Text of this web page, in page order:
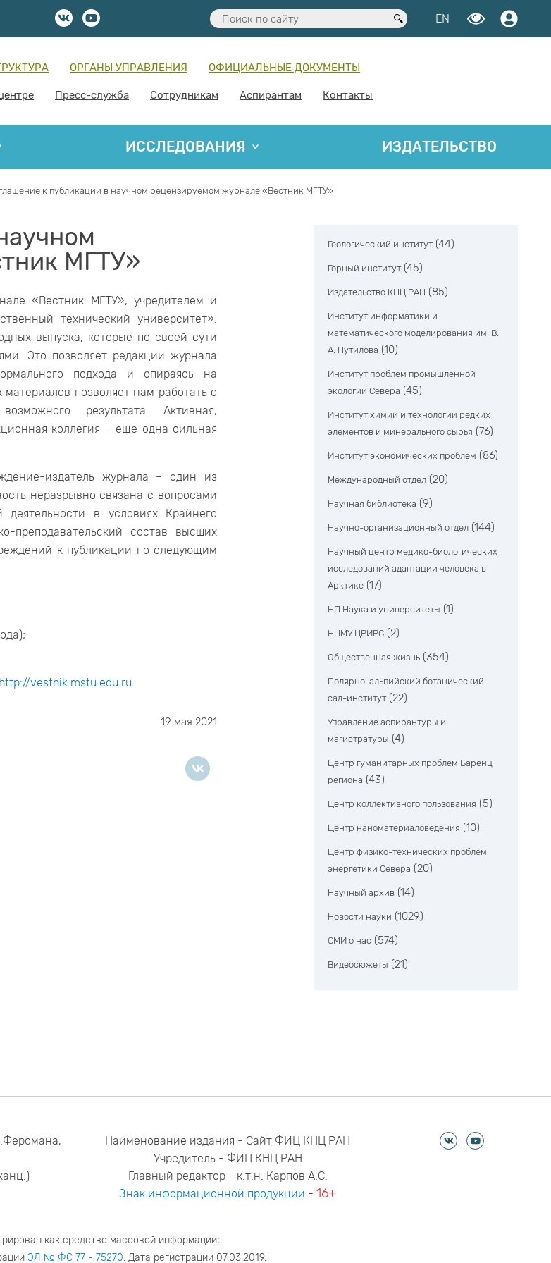
EN
ОРГАНЫ УПРАВЛЕНИЯ ОФИЦИАЛЬНЫЕ ДОКУМЕНТЫ
Пресс-служба Сотрудникам Аспирантам Контакты
ИССЛЕДОВАНИЯ ИЗДАТЕЛЬСТВО
к публикации в научном рецензируемом журнале «Вестник МГТУ»
МГТУ»
«Вестник МГТУ», учредителем и
технический университет».
выпуска, которые по своей сути
Это позволяет редакции журнала
подхода и опираясь на
позволяет нам работать с
результата. Активная,
коллегия – еще одна сильная
издатель журнала – один из
неразрывно связана с вопросами
деятельности в условиях Крайнего
преподавательский состав высших
к публикации по следующим
http://vestnik.mstu.edu.ru
19 мая 2021
Геологический институт (44)
Горный институт (45)
Издательство КНЦ РАН (85)
Институт информатики и
математического моделирования им. В.
А. Путилова (10)
Институт проблем промышленной
экологии Севера (45)
Институт химии и технологии редких
элементов и минерального сырья (76)
Институт экономических проблем (86)
Международный отдел (20)
Научная библиотека (9)
Научно-организационный отдел (144)
Научный центр медико-биологических
исследований адаптации человека в
Арктике (17)
НП Наука и университеты (1)
НЦМУ ЦРИРС (2)
Общественная жизнь (354)
Полярно-альпийский ботанический
сад-институт (22)
Управление аспирантуры и
магистратуры (4)
Центр гуманитарных проблем Баренц
региона (43)
Центр коллективного пользования (5)
Центр наноматериаловедения (10)
Центр физико-технических проблем
энергетики Севера (20)
Научный архив (14)
Новости науки (1029)
СМИ о нас (574)
Видеосюжеты (21)
Наименование издания - Сайт ФИЦ КНЦ РАН
Учредитель - ФИЦ КНЦ РАН
Главный редактор - к.т.н. Карпов А.С.
Знак информационной продукции -16+
как средство массовой информации;
ЭЛ № ФС 77 - 75270. Дата регистрации 07.03.2019.